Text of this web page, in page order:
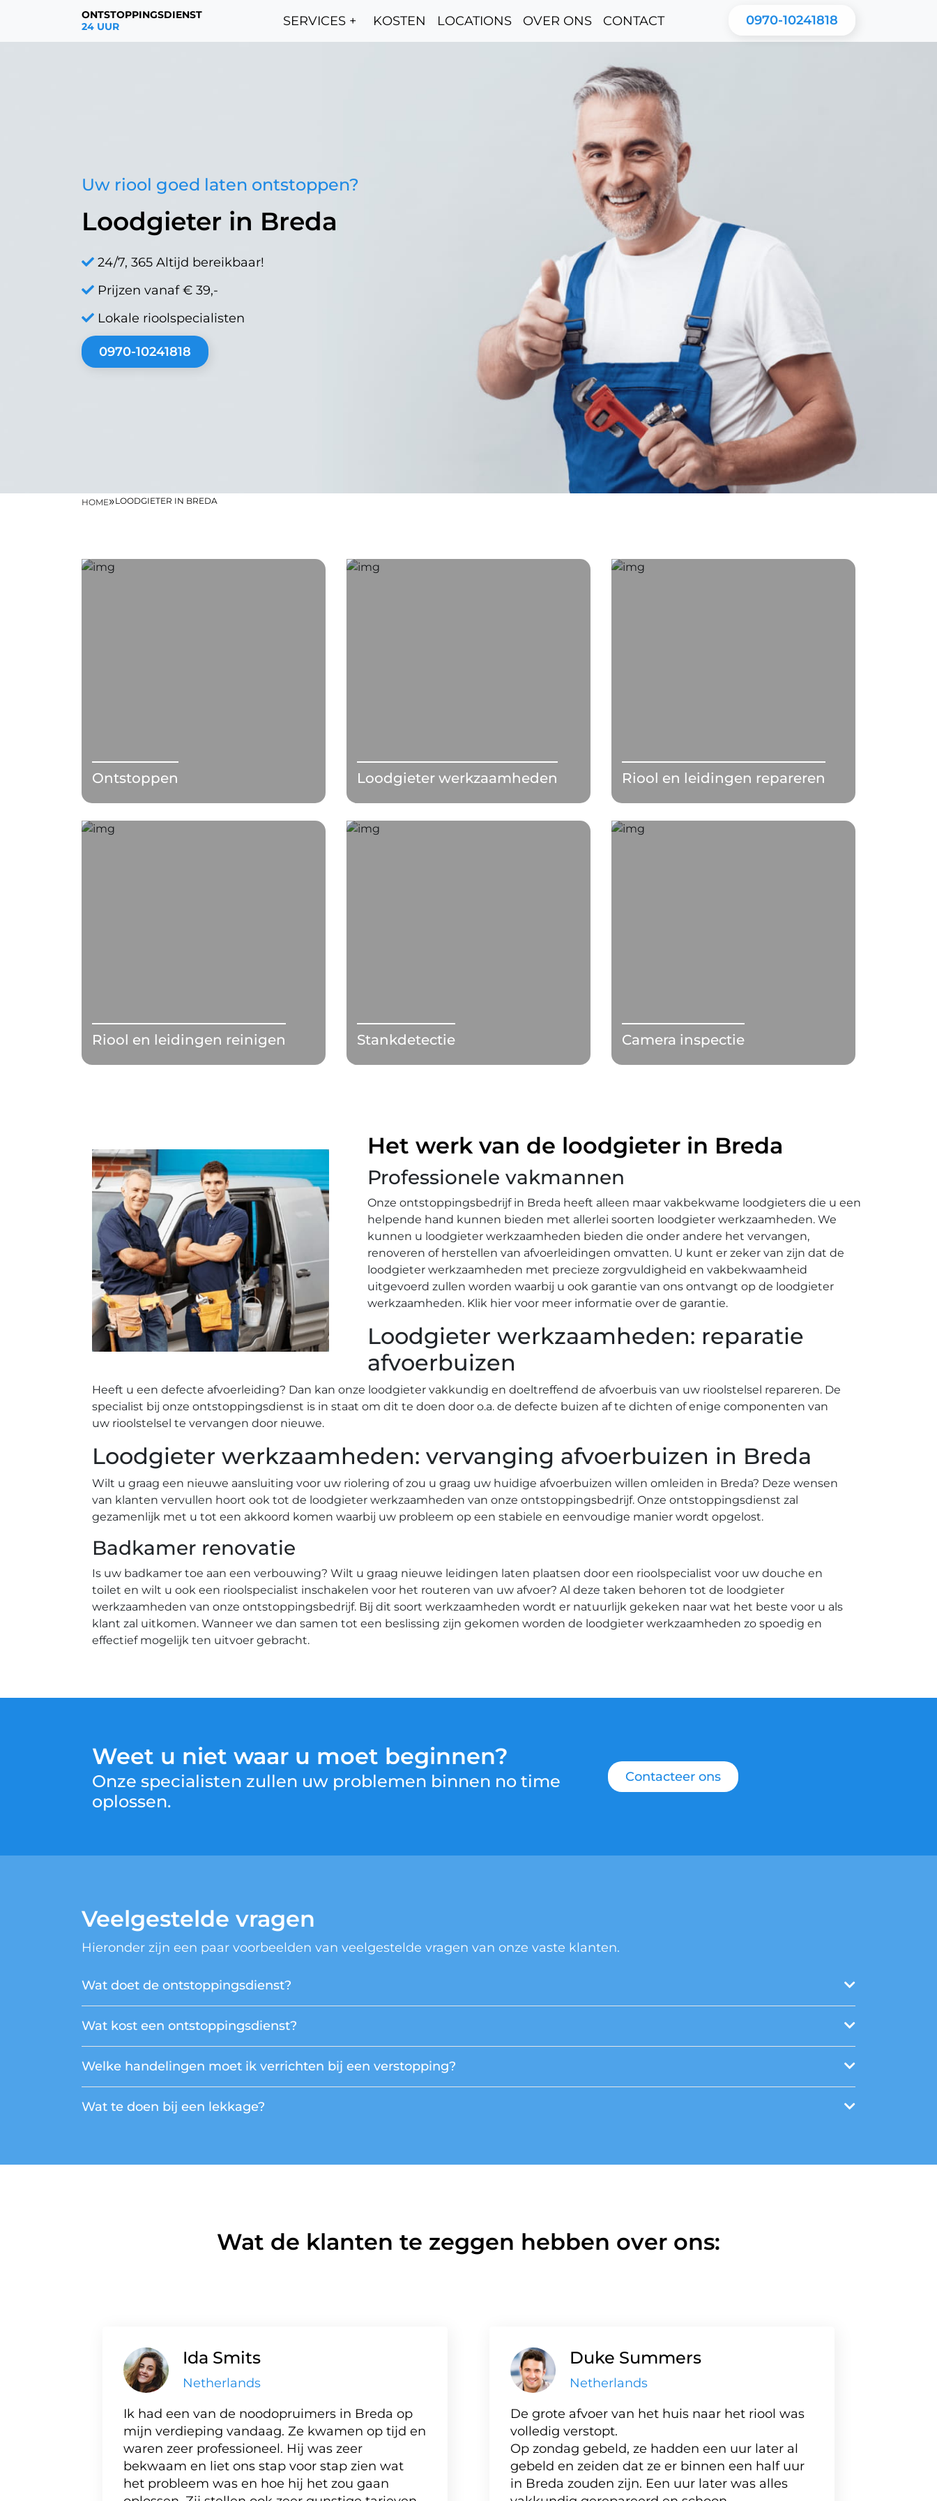
ONTSTOPPINGSDIENST
24 UUR
SERVICES + KOSTEN LOCATIONS OVER ONS CONTACT 0970-10241818
Uw riool goed laten ontstoppen?
Loodgieter in Breda
24/7, 365 Altijd bereikbaar!
Prijzen vanaf € 39,-
Lokale rioolspecialisten
0970-10241818
HOME»LOODGIETER IN BREDA
Ontstoppen Loodgieter werkzaamheden Riool en leidingen repareren
Riool en leidingen reinigen Stankdetectie Camera inspectie
Het werk van de loodgieter in Breda
Professionele vakmannen
Onze ontstoppingsbedrijf in Breda heeft alleen maar vakbekwame loodgieters die u een
helpende hand kunnen bieden met allerlei soorten loodgieter werkzaamheden. We
kunnen u loodgieter werkzaamheden bieden die onder andere het vervangen,
renoveren of herstellen van afvoerleidingen omvatten. U kunt er zeker van zijn dat de
loodgieter werkzaamheden met precieze zorgvuldigheid en vakbekwaamheid
uitgevoerd zullen worden waarbij u ook garantie van ons ontvangt op de loodgieter
werkzaamheden. Klik hier voor meer informatie over de garantie.
Loodgieter werkzaamheden: reparatie
afvoerbuizen
Heeft u een defecte afvoerleiding? Dan kan onze loodgieter vakkundig en doeltreffend de afvoerbuis van uw rioolstelsel repareren. De
specialist bij onze ontstoppingsdienst is in staat om dit te doen door o.a. de defecte buizen af te dichten of enige componenten van
uw rioolstelsel te vervangen door nieuwe.
Loodgieter werkzaamheden: vervanging afvoerbuizen in Breda
Wilt u graag een nieuwe aansluiting voor uw riolering of zou u graag uw huidige afvoerbuizen willen omleiden in Breda? Deze wensen
van klanten vervullen hoort ook tot de loodgieter werkzaamheden van onze ontstoppingsbedrijf. Onze ontstoppingsdienst zal
gezamenlijk met u tot een akkoord komen waarbij uw probleem op een stabiele en eenvoudige manier wordt opgelost.
Badkamer renovatie
Is uw badkamer toe aan een verbouwing? Wilt u graag nieuwe leidingen laten plaatsen door een rioolspecialist voor uw douche en
toilet en wilt u ook een rioolspecialist inschakelen voor het routeren van uw afvoer? Al deze taken behoren tot de loodgieter
werkzaamheden van onze ontstoppingsbedrijf. Bij dit soort werkzaamheden wordt er natuurlijk gekeken naar wat het beste voor u als
klant zal uitkomen. Wanneer we dan samen tot een beslissing zijn gekomen worden de loodgieter werkzaamheden zo spoedig en
effectief mogelijk ten uitvoer gebracht.
Weet u niet waar u moet beginnen?
Onze specialisten zullen uw problemen binnen no time
oplossen.
Contacteer ons
Veelgestelde vragen
Hieronder zijn een paar voorbeelden van veelgestelde vragen van onze vaste klanten.
Wat doet de ontstoppingsdienst?
Wat kost een ontstoppingsdienst?
Welke handelingen moet ik verrichten bij een verstopping?
Wat te doen bij een lekkage?
Wat de klanten te zeggen hebben over ons:
Ida Smits
Netherlands
Ik had een van de noodopruimers in Breda op
mijn verdieping vandaag. Ze kwamen op tijd en
waren zeer professioneel. Hij was zeer
bekwaam en liet ons stap voor stap zien wat
het probleem was en hoe hij het zou gaan
Duke Summers
Netherlands
De grote afvoer van het huis naar het riool was
volledig verstopt.
Op zondag gebeld, ze hadden een uur later al
gebeld en zeiden dat ze er binnen een half uur
in Breda zouden zijn. Een uur later was alles